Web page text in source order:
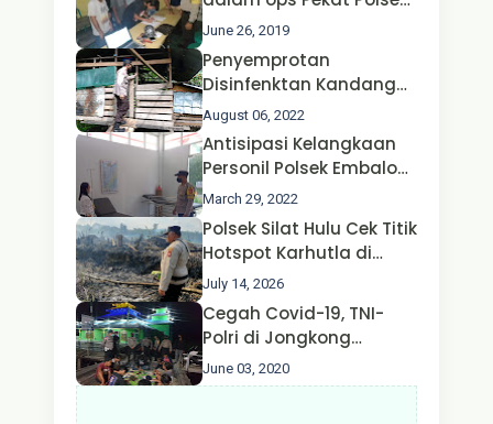
Perhubungan
Jongkong
June 26, 2019
Penyemprotan
Disinfenktan Kandang
Ternak Kambing warga
Oleh Satgas Ops Aman
Nusa II Polda Kalbar*
August 06, 2022
Antisipasi Kelangkaan
Personil Polsek Embaloh
Hulu Gencar Lakukan
Pengecekan Oksigen
March 29, 2022
Polsek Silat Hulu Cek Titik
Hotspot Karhutla di
Desa Nanga Dangkan,
Api Ditemukan Sudah
Padam
July 14, 2026
Cegah Covid-19, TNI-
Polri di Jongkong
Himbau Masyarakat
Jangan Kumpul Hinga
June 03, 2020